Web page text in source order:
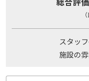
スタッ
施設の